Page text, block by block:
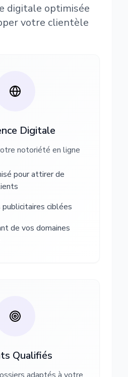
digitale optimisée
votre clientèle
Digitale
notoriété en ligne
pour attirer de
publicitaires ciblées
de vos domaines
Qualifiés